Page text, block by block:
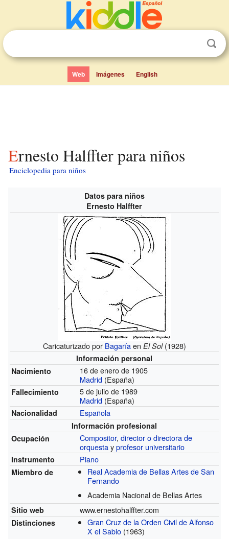
Web Imágenes English
Ernesto Halffter para niños
Enciclopedia para niños
Datos para niños
Ernesto Halffter
Caricaturizado por Bagaríaen El Sol(1928)
Información personal
Nacimiento
16 de enero de 1905
Madrid (España)
Fallecimiento
5 de julio de 1989
Madrid (España)
Nacionalidad Española
Información profesional
Ocupación
Compositor,director o directora de
orquestayprofesor universitario
Instrumento Piano
Miembro de
Real Academia de Bellas Artes de San
Fernando
Academia Nacional de Bellas Artes
Sitio web www.ernestohalffter.com
Distinciones
Gran Cruz de la Orden Civil de Alfonso
X el Sabio (1963)